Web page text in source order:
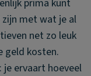
prima kunt
met wat je al
net zo leuk
geld kosten.
je ervaart hoeveel